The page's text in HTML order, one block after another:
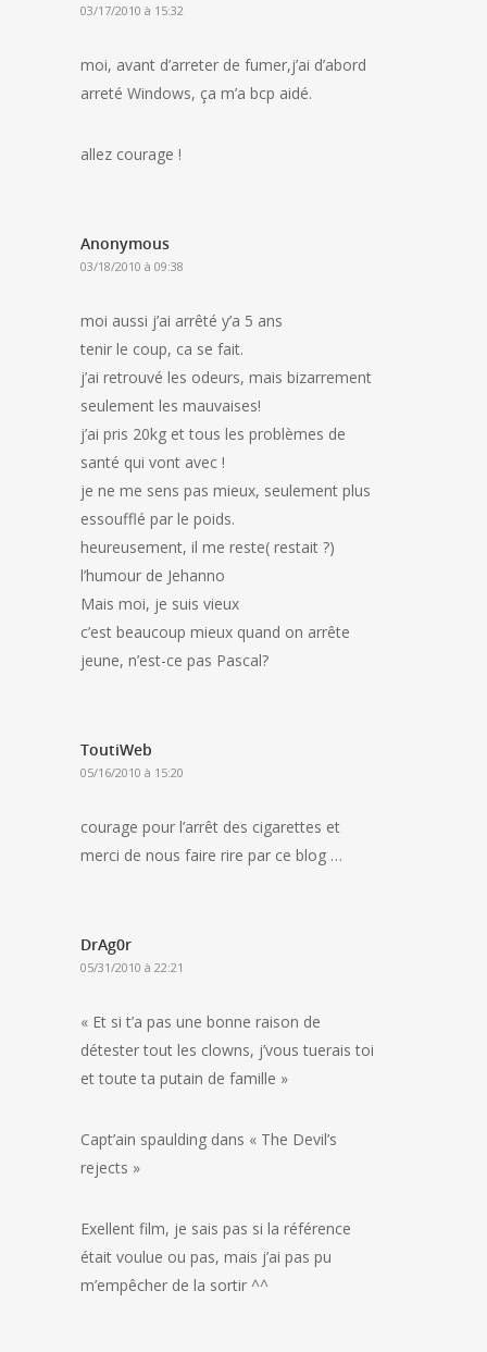
03/17/2010 à 15:32
moi, avant d’arreter de fumer,j’ai d’abord
arreté Windows, ça m’a bcp aidé.
allez courage !
Anonymous
03/18/2010 à 09:38
moi aussi j’ai arrêté y’a 5 ans
tenir le coup, ca se fait.
j’ai retrouvé les odeurs, mais bizarrement
seulement les mauvaises!
j’ai pris 20kg et tous les problèmes de
santé qui vont avec !
je ne me sens pas mieux, seulement plus
essoufflé par le poids.
heureusement, il me reste( restait ?)
l’humour de Jehanno
Mais moi, je suis vieux
c’est beaucoup mieux quand on arrête
jeune, n’est-ce pas Pascal?
ToutiWeb
05/16/2010 à 15:20
courage pour l’arrêt des cigarettes et
merci de nous faire rire par ce blog …
DrAg0r
05/31/2010 à 22:21
« Et si t’a pas une bonne raison de
détester tout les clowns, j’vous tuerais toi
et toute ta putain de famille »
Capt’ain spaulding dans « The Devil’s
rejects »
Exellent film, je sais pas si la référence
était voulue ou pas, mais j’ai pas pu
m’empêcher de la sortir ^^